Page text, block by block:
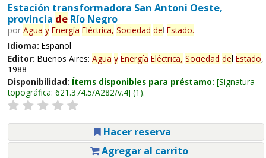
Estación transformadora San Antoni Oeste,
provincia deRío Negro
por Agua y Energía Eléctrica, Sociedad del Estado.
Idioma: Español
Editor: Buenos Aires: Agua y Energía Eléctrica, Sociedad del Estado,
1988
Disponibilidad: Ítems disponibles para préstamo: Signatura
topográfica: 621.374.5/A282/v.4 (1).
Hacer reserva
Agregar al carrito